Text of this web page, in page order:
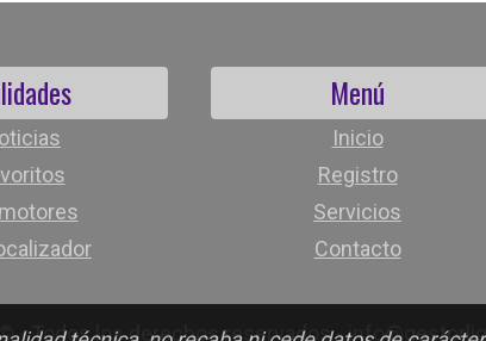
Menú
Inicio
Registro
Servicios
Contacto
- Todos los derechos reservados -